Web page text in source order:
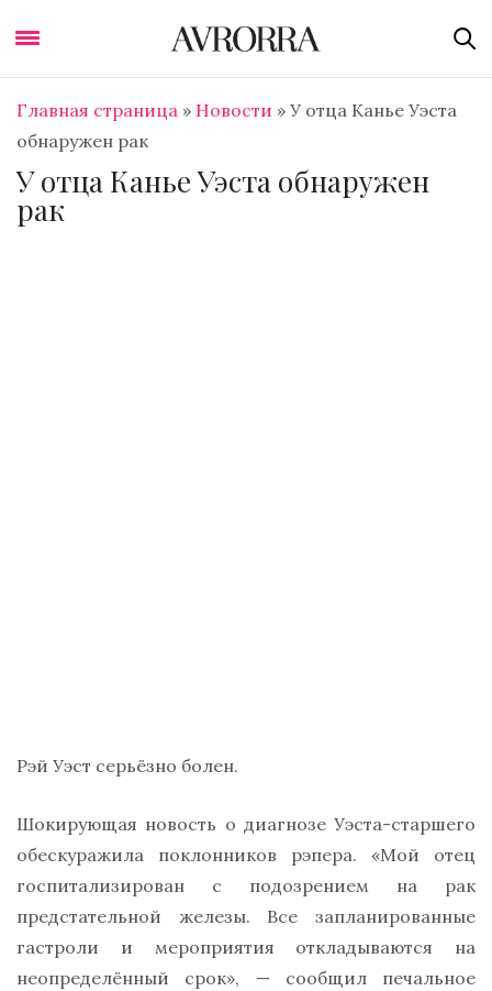
Главная страница » Новости » У отца Канье Уэста
обнаружен рак
У отца Канье Уэста обнаружен
рак
Рэй Уэст серьёзно болен.
Шокирующая новость о диагнозе Уэста-старшего
обескуражила поклонников рэпера. «Мой отец
госпитализирован с подозрением на рак
предстательной железы. Все запланированные
гастроли и мероприятия откладываются на
неопределённый срок», — сообщил печальное